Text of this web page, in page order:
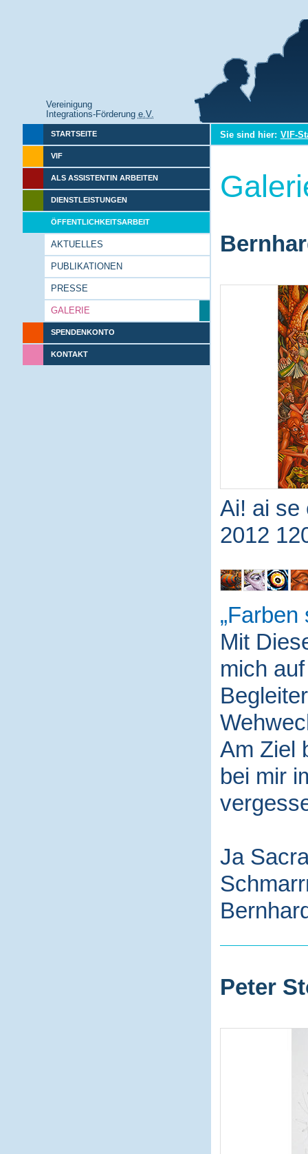
Vereinigung
Integrations-Förderung e.V.
STARTSEITE
VIF
ALS ASSISTENTIN ARBEITEN
DIENSTLEISTUNGEN
ÖFFENTLICHKEITSARBEIT
AKTUELLES
PUBLIKATIONEN
PRESSE
GALERIE
SPENDENKONTO
KONTAKT
Sie sind hier: VIF-
Ai! ai se
2012
Farben
Mit
mich
Am Ziel
bei mir
Ja
Peter